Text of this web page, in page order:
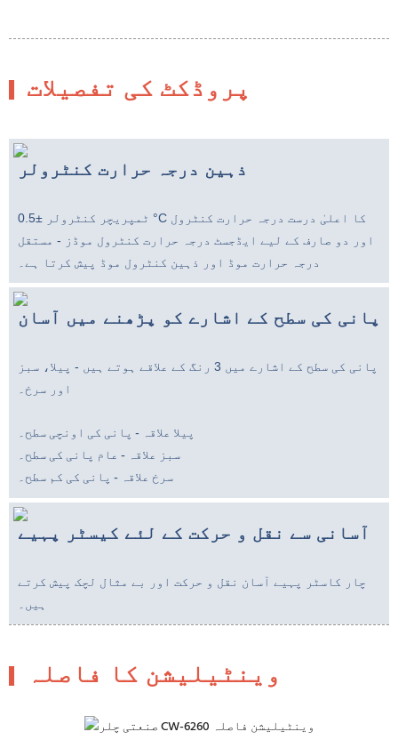
پروڈکٹ کی تفصیلات
ذہین درجہ حرارت کنٹرولر
ٹمپریچر کنٹرولر ±0.5 °C کا اعلیٰ درست درجہ حرارت کنٹرول
اور دو صارف کے لیے ایڈجسٹ درجہ حرارت کنٹرول موڈز - مستقل
درجہ حرارت موڈ اور ذہین کنٹرول موڈ پیش کرتا ہے۔
پانی کی سطح کے اشارے کو پڑھنے میں آسان
پانی کی سطح کے اشارے میں 3 رنگ کے علاقے ہوتے ہیں - پیلا، سبز
اور سرخ۔
پیلا علاقہ - پانی کی اونچی سطح۔
سبز علاقہ - عام پانی کی سطح۔
سرخ علاقہ - پانی کی کم سطح۔
آسانی سے نقل و حرکت کے لئے کیسٹر پہیے
چار کاسٹر پہیے آسان نقل و حرکت اور بے مثال لچک پیش کرتے
ہیں۔
وینٹیلیشن کا فاصلہ